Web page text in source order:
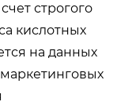
строгого
кислотных
на данных